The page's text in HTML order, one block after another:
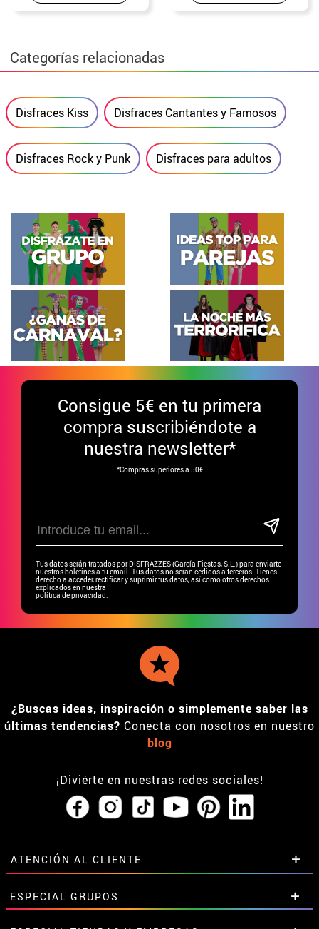
Categorías relacionadas
Disfraces Kiss Disfraces Cantantes y Famosos
Disfraces Rock y Punk Disfraces para adultos
Consigue 5€ en tu primera
compra suscribiéndote a
nuestra newsletter*
*Compras superiores a 50€
Tus datos serán tratados por DISFRAZZES (García Fiestas, S.L.) para enviarte
nuestros boletines a tu email. Tus datos no serán cedidos a terceros. Tienes
derecho a acceder, rectificar y suprimir tus datos, así como otros derechos
explicados en nuestra
política de privacidad.
¿Buscas ideas, inspiración o simplemente saber las
últimas tendencias? Conecta con nosotros en nuestro
blog
¡Diviérte en nuestras redes sociales!
ATENCIÓN AL CLIENTE
• Horario tienda IBI
•Descuento estudiantes
ESPECIAL GRUPOS